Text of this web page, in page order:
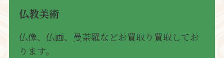
仏教美術
仏像、仏画、曼荼羅などお買取り買取してお
ります。